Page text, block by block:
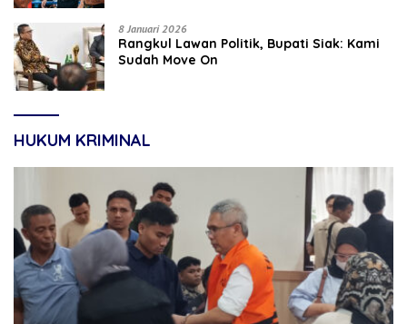
8 Januari 2026
Rangkul Lawan Politik, Bupati Siak: Kami
Sudah Move On
HUKUM KRIMINAL